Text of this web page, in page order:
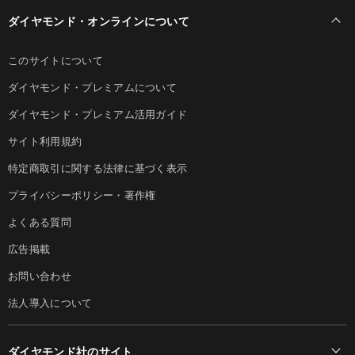
ダイヤモンド・オンラインについて
このサイトについて
ダイヤモンド・プレミアムについて
ダイヤモンド・プレミアム活用ガイド
サイト利用規約
特定商取引に関する法律に基づく表示
プライバシーポリシー・著作権
よくある質問
広告掲載
お問い合わせ
法人導入について
ダイヤモンド社のサイト